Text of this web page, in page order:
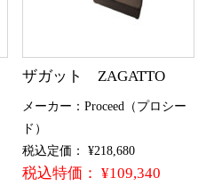
ザガット ZAGATTO
メーカー：Proceed（プロシー
ド）
税込定価： ¥218,680
税込特価： ¥109,340